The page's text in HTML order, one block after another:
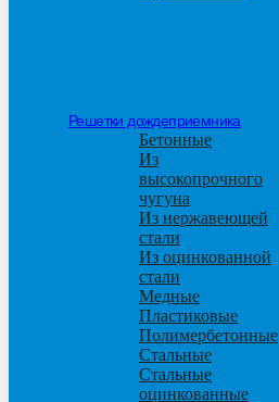
Решетки дождеприемника
Бетонные
Из
высокопрочного
чугуна
Из нержавеющей
стали
Из оцинкованной
стали
Медные
Пластиковые
Полимербетонные
Стальные
Стальные
оцинкованные